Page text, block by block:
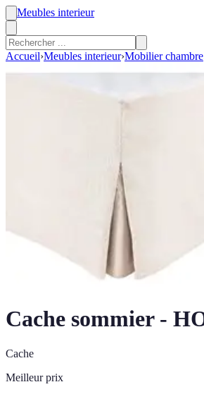
Meubles interieur
Accueil›Meubles interieur›Mobilier chambre
Cache sommier -
Cache
Meilleur prix